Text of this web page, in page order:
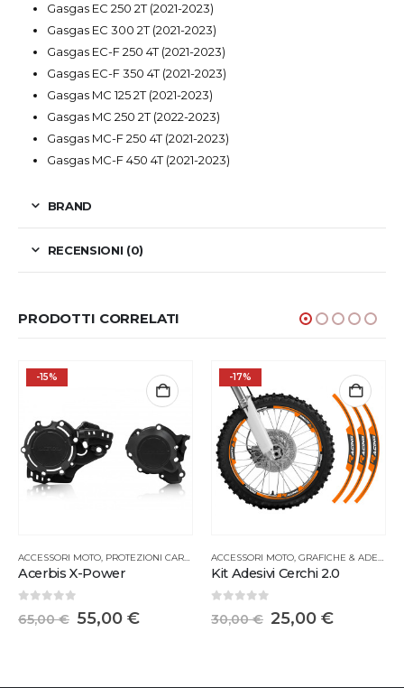
Gasgas EC 250 2T (2021-2023)
Gasgas EC 300 2T (2021-2023)
Gasgas EC-F 250 4T (2021-2023)
Gasgas EC-F 350 4T (2021-2023)
Gasgas MC 125 2T (2021-2023)
Gasgas MC 250 2T (2022-2023)
Gasgas MC-F 250 4T (2021-2023)
Gasgas MC-F 450 4T (2021-2023)
BRAND
RECENSIONI (0)
PRODOTTI CORRELATI
-15%
ACCESSORI MOTO, PROTEZIONI CARTER PROTEZIONI PARTI MOTO
Acerbis X-Power
65,00€ 55,00€
-17%
ACCESSORI MOTO, GRAFICHE & ADESIVI
Kit Adesivi Cerchi 2.0
30,00€ 25,00€